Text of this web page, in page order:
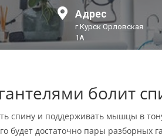
Адрес
г.Курск Орловская
1А
болит
спину и поддерживать мышцы в
будет достаточно пары разборных